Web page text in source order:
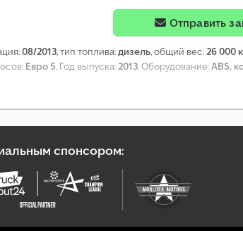
Отправить
08/2013, тип топлива:дизель, общий вес:26 000
Евро 5, Год выпуска:2013, Оборудование:ABS,
спонсором: